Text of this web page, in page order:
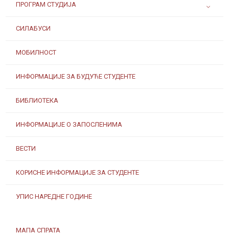
ПРОГРАМ СТУДИЈА
СИЛАБУСИ
МОБИЛНОСТ
ИНФОРМАЦИЈЕ ЗА БУДУЋЕ СТУДЕНТЕ
БИБЛИОТЕКА
ИНФОРМАЦИЈЕ О ЗАПОСЛЕНИМА
ВЕСТИ
КОРИСНЕ ИНФОРМАЦИЈЕ ЗА СТУДЕНТЕ
УПИС НАРЕДНЕ ГОДИНЕ
МАПА СПРАТА